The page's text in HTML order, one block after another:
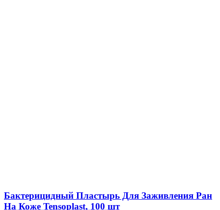
Бактерицидный Пластырь Для Заживления Ран
На Коже Tensoplast, 100 шт